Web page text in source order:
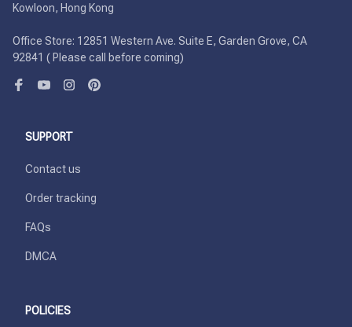
Kowloon, Hong Kong
Office Store: 12851 Western Ave. Suite E, Garden Grove, CA
92841 ( Please call before coming)
SUPPORT
Contact us
Order tracking
FAQs
DMCA
POLICIES